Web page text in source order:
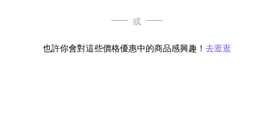
或
也許你會對這些價格優惠中的商品感興趣！ 去逛逛